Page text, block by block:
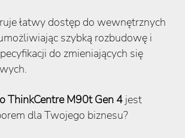
łatwy dostęp do wewnętrznych
szybką rozbudowę i
do zmieniających się
ThinkCentre M90t Gen 4 jest
dla Twojego biznesu?